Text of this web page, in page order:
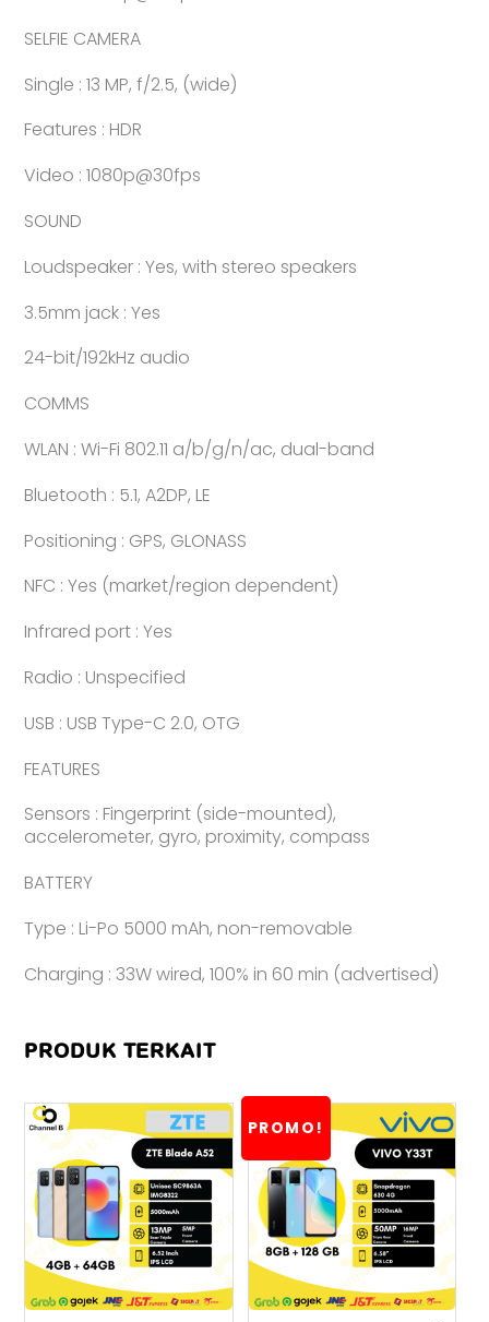
SELFIE CAMERA
Single : 13 MP, f/2.5, (wide)
Features : HDR
Video : 1080p@30fps
SOUND
Loudspeaker : Yes, with stereo speakers
3.5mm jack : Yes
24-bit/192kHz audio
COMMS
WLAN : Wi-Fi 802.11 a/b/g/n/ac, dual-band
Bluetooth : 5.1, A2DP, LE
Positioning : GPS, GLONASS
NFC : Yes (market/region dependent)
Infrared port : Yes
Radio : Unspecified
USB : USB Type-C 2.0, OTG
FEATURES
Sensors : Fingerprint (side-mounted),
accelerometer, gyro, proximity, compass
BATTERY
Type : Li-Po 5000 mAh, non-removable
Charging : 33W wired, 100% in 60 min (advertised)
PRODUK TERKAIT
PROMO!